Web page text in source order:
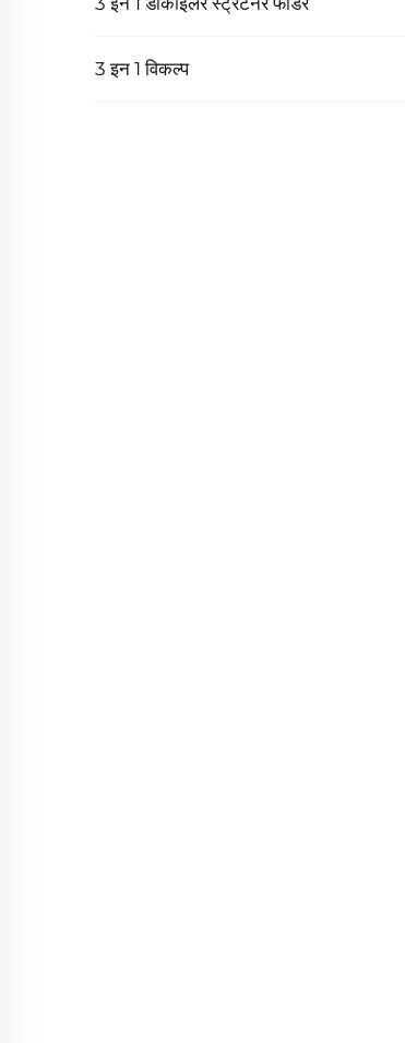
3 इन 1 विकल्प